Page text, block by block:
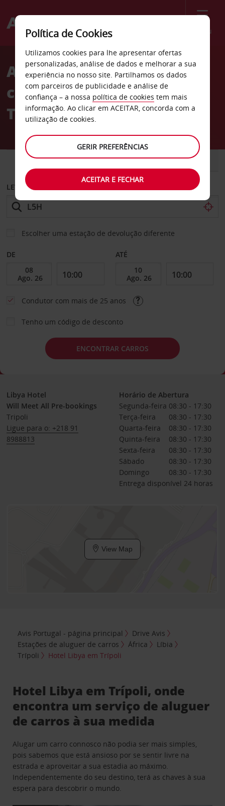
Menu
Welcome
AvisAluguer de
carros Hotel Libya em
Trípoli
CARRO COMERCIAIS
LEVANTAR EM
Escolher uma estação de devolução diferente
DE ATÉ
Condutor com mais de 25 anos
Tenho um código de desconto
ENCONTRAR CARROS
Libya Hotel
Will Meet All Pre-bookings
Tripoli
Ligue para o: +218 91
8988813
Horário de Abertura
Segunda-feira 08:30 - 17:30
Terça-feira
08:30 - 17:30
Quarta-feira
08:30 - 17:30
Quinta-feira
08:30 - 17:30
Sexta-feira
08:30 - 17:30
Sábado
08:30 - 17:30
Domingo
08:30 - 17:30
Entrega disponível 24 horas
View Map
Avis Portugal - página principal
Drive Avis
Estações de aluguer de carros
África
Líbia
Trípoli
Hotel Libya em Trípoli
Hotel Libya em Trípoli, onde
encontra um serviço de aluguer
de carros à sua medida
Alugar um carro connosco não podia ser mais simples,
pois sabemos que está ansioso por se sentir livre na
estrada e aproveitar a sua estadia ao máximo.
Independentemente do seu destino, terá as chaves à sua
espera para descobrir o mundo.
Política de Cookies
Utilizamos cookies para lhe apresentar ofertas
personalizadas, análise de dados e melhorar a sua
experiência no nosso site. Partilhamos os dados
com parceiros de publicidade e análise de
confiança – a nossa política de cookies tem mais
informação. Ao clicar em ACEITAR, concorda com a
utilização de cookies.
GERIR PREFERÊNCIAS
ACEITAR E FECHAR